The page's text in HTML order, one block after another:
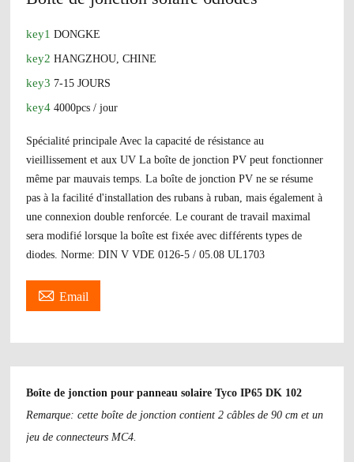
key1DONGKE
key2HANGZHOU, CHINE
key3 7-15 JOURS
key44000pcs / jour
Spécialité principale Avec la capacité de résistance au
vieillissement et aux UV La boîte de jonction PV peut fonctionner
même par mauvais temps. La boîte de jonction PV ne se résume
pas à la facilité d'installation des rubans à ruban, mais également à
une connexion double renforcée. Le courant de travail maximal
sera modifié lorsque la boîte est fixée avec différents types de
diodes. Norme: DIN V VDE 0126-5 / 05.08 UL1703
 Email
Boîte de jonction pour panneau solaire Tyco IP65 DK 102
Remarque: cette boîte de jonction contient 2 câbles de 90 cm et un
jeu de connecteurs MC4.